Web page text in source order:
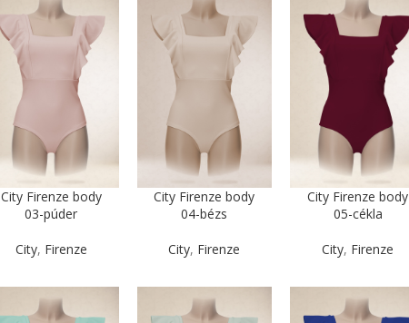
City Firenze body
03-púder
City, Firenze
City Firenze body
04-bézs
City, Firenze
City Firenze body
05-cékla
City, Firenze